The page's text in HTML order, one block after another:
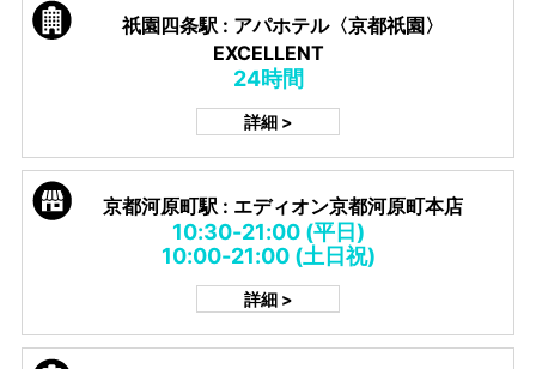
祇園四条駅 : アパホテル〈京都祇園〉
EXCELLENT
24時間
詳細 >
京都河原町駅 : エディオン京都河原町本店
10:30-21:00 (平日)
10:00-21:00 (土日祝)
詳細 >